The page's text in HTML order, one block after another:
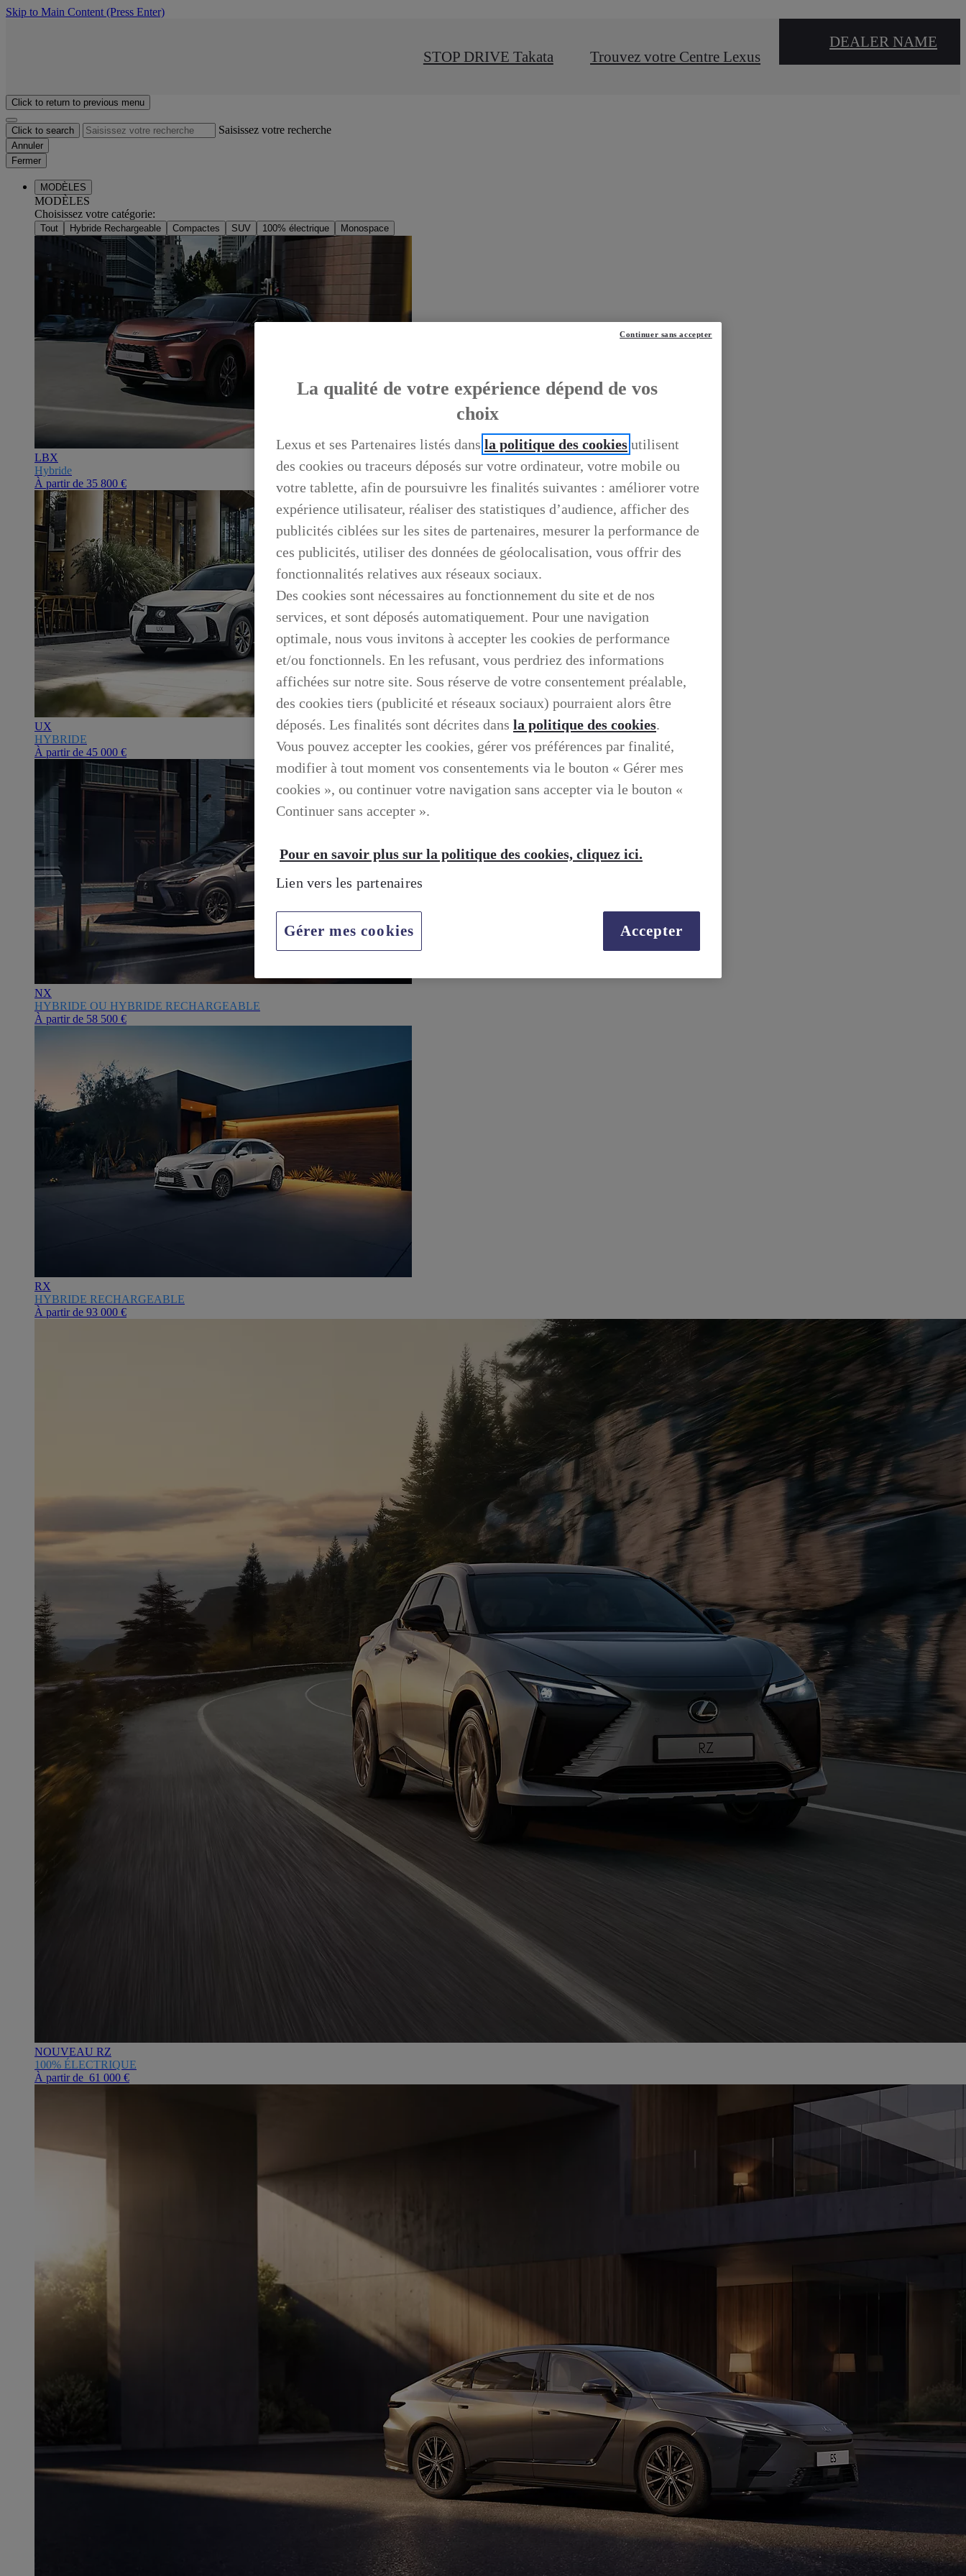
Skip to Main Content (Press Enter)
STOP DRIVE Takata Trouvez votre Centre Lexus
DEALER NAME
Click to return to previous menu
Click to search Saisissez votre recherche
Annuler
Fermer
MODÈLES
MODÈLES
Choisissez votre catégorie:
Tout Hybride Rechargeable Compactes SUV 100% électrique Monospace
LBX
Hybride
À partir de 35 800 €
UX
HYBRIDE
À partir de 45 000 €
NX
HYBRIDE OU HYBRIDE RECHARGEABLE
À partir de 58 500 €
RX
HYBRIDE RECHARGEABLE
À partir de 93 000 €
NOUVEAU RZ
100% ÉLECTRIQUE
À partir de 61 000 €
La qualité de votre expérience dépend de vos
choix
Lexus et ses Partenaires listés dans la politique des cookies utilisent
des cookies ou traceurs déposés sur votre ordinateur, votre mobile ou
votre tablette, afin de poursuivre les finalités suivantes : améliorer votre
expérience utilisateur, réaliser des statistiques d’audience, afficher des
publicités ciblées sur les sites de partenaires, mesurer la performance de
ces publicités, utiliser des données de géolocalisation, vous offrir des
fonctionnalités relatives aux réseaux sociaux.
Des cookies sont nécessaires au fonctionnement du site et de nos
services, et sont déposés automatiquement. Pour une navigation
optimale, nous vous invitons à accepter les cookies de performance
et/ou fonctionnels. En les refusant, vous perdriez des informations
affichées sur notre site. Sous réserve de votre consentement préalable,
des cookies tiers (publicité et réseaux sociaux) pourraient alors être
déposés. Les finalités sont décrites dans la politique des cookies.
Vous pouvez accepter les cookies, gérer vos préférences par finalité,
modifier à tout moment vos consentements via le bouton « Gérer mes
cookies », ou continuer votre navigation sans accepter via le bouton «
Continuer sans accepter ».
Pour en savoir plus sur la politique des cookies, cliquez ici.
Lien vers les partenaires
Gérer mes cookies
Continuer sans accepter
Accepter